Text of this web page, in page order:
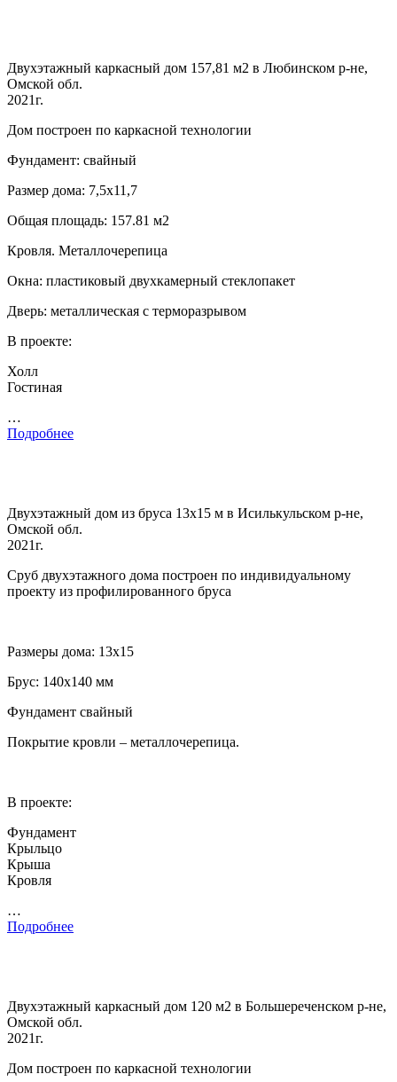
Двухэтажный каркасный дом 157,81 м2 в Любинском р-не,
Омской обл.
2021г.
Дом построен по каркасной технологии
Фундамент: свайный
Размер дома: 7,5х11,7
Общая площадь: 157.81 м2
Кровля. Металлочерепица
Окна: пластиковый двухкамерный стеклопакет
Дверь: металлическая с терморазрывом
В проекте:
Холл
Гостиная
…
Подробнее
Двухэтажный дом из бруса 13х15 м в Исилькульском р-не,
Омской обл.
2021г.
Сруб двухэтажного дома построен по индивидуальному
проекту из профилированного бруса
Размеры дома: 13х15
Брус: 140х140 мм
Фундамент свайный
Покрытие кровли – металлочерепица.
В проекте:
Фундамент
Крыльцо
Крыша
Кровля
…
Подробнее
Двухэтажный каркасный дом 120 м2 в Большереченском р-не,
Омской обл.
2021г.
Дом построен по каркасной технологии